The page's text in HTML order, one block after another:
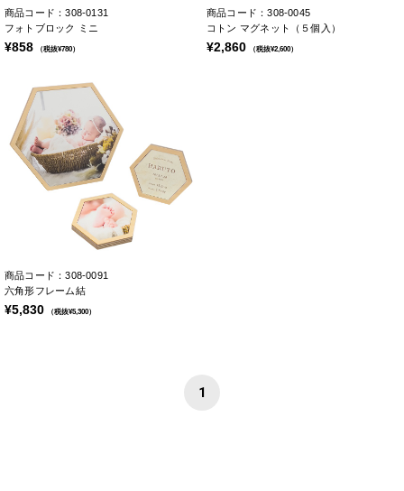
商品コード：308-0131
フォトブロック ミニ
¥858 （税抜¥780）
商品コード：308-0045
コトン マグネット（５個入）
¥2,860 （税抜¥2,600）
商品コード：308-0091
六角形フレーム結
¥5,830 （税抜¥5,300）
1